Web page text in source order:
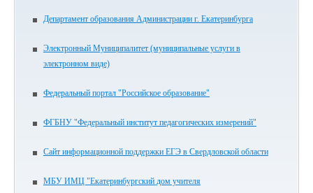
Департамент образования Администрации г. Екатеринбурга
Электронный Муниципалитет (муниципальные услуги в
электронном виде)
Федеральный портал "Российское образование"
ФГБНУ "Федеральный институт педагогических измерений"
Сайт информационной поддержки ЕГЭ в Свердловской области
МБУ ИМЦ "Екатеринбургский дом учителя